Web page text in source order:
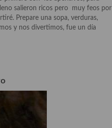
salieron ricos pero muy feos por
Prepare una sopa, verduras,
y nos divertimos, fue un día